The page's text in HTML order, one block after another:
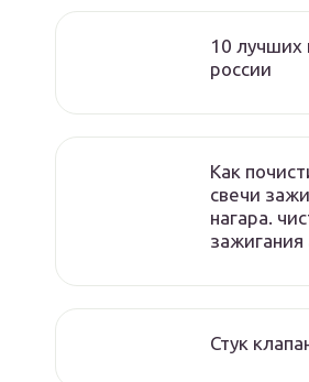
10 лучших
россии
Как
свечи
нагара.
Стук